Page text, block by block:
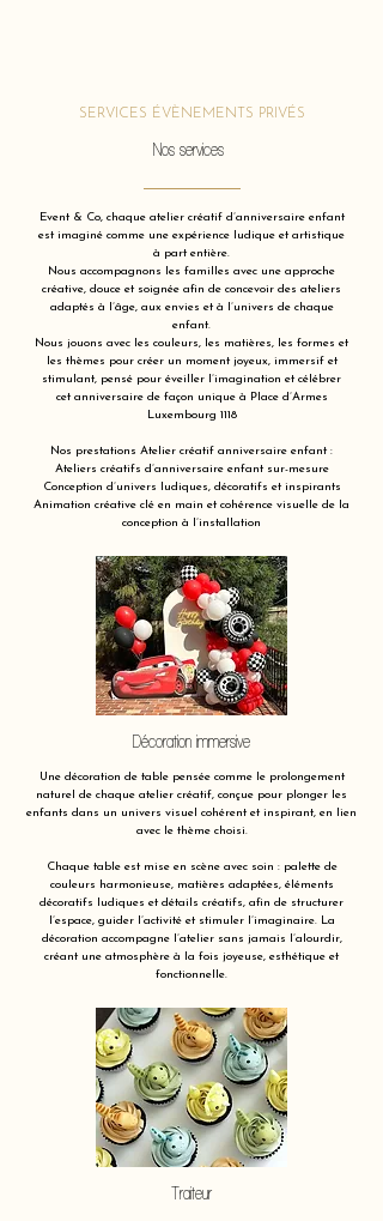
SERVICES ÉVÈNEMENTS PRIVÉS
Nos services
Event & Co, chaque atelier créatif d’anniversaire enfant
est imaginé comme une expérience ludique et artistique
à part entière.
Nous accompagnons les familles avec une approche
créative, douce et soignée afin de concevoir des ateliers
adaptés à l’âge, aux envies et à l’univers de chaque
enfant.
Nous jouons avec les couleurs, les matières, les formes et
les thèmes pour créer un moment joyeux, immersif et
stimulant, pensé pour éveiller l’imagination et célébrer
cet anniversaire de façon unique à Place d’Armes
Luxembourg 1118
Nos prestations Atelier créatif anniversaire enfant :
Ateliers créatifs d’anniversaire enfant sur-mesure
Conception d’univers ludiques, décoratifs et inspirants
Animation créative clé en main et cohérence visuelle de la
conception à l’installation
Décoration immersive
Une décoration de table pensée comme le prolongement
naturel de chaque atelier créatif, conçue pour plonger les
enfants dans un univers visuel cohérent et inspirant, en lien
avec le thème choisi.
Chaque table est mise en scène avec soin : palette de
couleurs harmonieuse, matières adaptées, éléments
décoratifs ludiques et détails créatifs, afin de structurer
l’espace, guider l’activité et stimuler l’imaginaire. La
décoration accompagne l’atelier sans jamais l’alourdir,
créant une atmosphère à la fois joyeuse, esthétique et
fonctionnelle.
Traiteur